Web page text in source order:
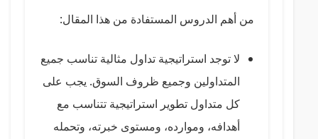
من أهم الدروس المستفادة من هذا المقال:
لا توجد استراتيجية تداول مثالية تناسب جميع
المتداولين وجميع ظروف السوق. يجب على
كل متداول تطوير استراتيجية تتناسب مع
أهدافه، وموارده، ومستوى خبرته، وتحمله